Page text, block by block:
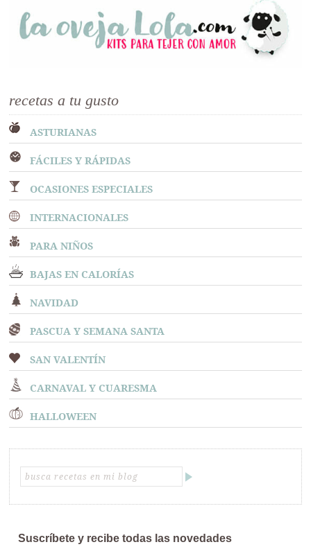
recetas a tu gusto
ASTURIANAS
FÁCILES Y RÁPIDAS
OCASIONES ESPECIALES
INTERNACIONALES
PARA NIÑOS
BAJAS EN CALORÍAS
NAVIDAD
PASCUA Y SEMANA SANTA
SAN VALENTÍN
CARNAVAL Y CUARESMA
HALLOWEEN
Suscríbete y recibe todas las novedades